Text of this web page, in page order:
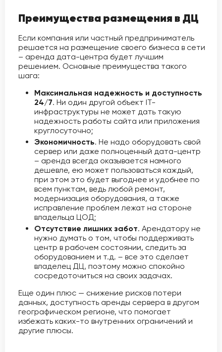
Преимущества размещения в ДЦ
Если компания или частный предприниматель
решается на размещение своего бизнеса в сети
– аренда дата-центра будет лучшим
решением. Основные преимущества такого
шага:
Максимальная надежность и доступность
24/7. Ни один другой объект IT-
инфраструктуры не может дать такую
надежность работы сайта или приложения
круглосуточно;
Экономичность. Не надо оборудовать свой
сервер или даже полноценный дата-центр
– аренда всегда оказывается намного
дешевле, ею может пользоваться каждый,
при этом это будет выгоднее и удобнее по
всем пунктам, ведь любой ремонт,
модернизация оборудования, а также
исправление проблем лежат на стороне
владельца ЦОД;
Отсутствие лишних забот. Арендатору не
нужно думать о том, чтобы поддерживать
центр в рабочем состоянии, следить за
оборудованием и т.д. – все это сделает
владелец ДЦ, поэтому можно спокойно
сосредоточиться на своих задачах.
Еще один плюс — снижение рисков потери
данных, доступность аренды сервера в другом
географическом регионе, что помогает
избежать каких-то внутренних ограничений и
другие плюсы.